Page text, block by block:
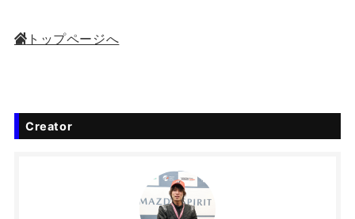
トップページへ
Creator